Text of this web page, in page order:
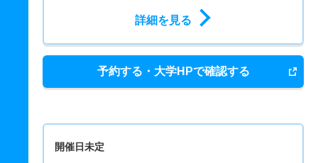
詳細を見る
予約する・大学HPで確認する
開催日未定